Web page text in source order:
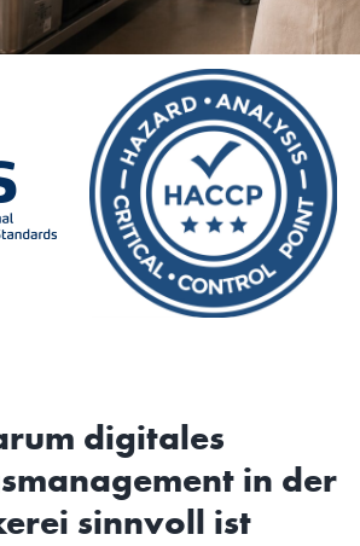
digitales
in der
sinnvoll ist